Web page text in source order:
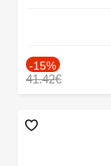
-15%
41.42€